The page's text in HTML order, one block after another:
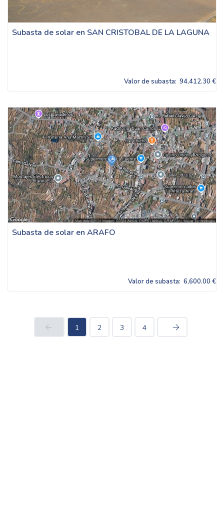
Subasta de solar en SAN CRISTOBAL DE LA LAGUNA
Valor de subasta: 94,412.30 €
Subasta de solar en ARAFO
Valor de subasta: 6,600.00 €
1 2 3 4